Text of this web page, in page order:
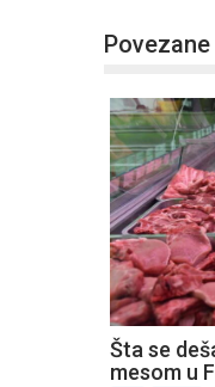
Šta se
mesom u